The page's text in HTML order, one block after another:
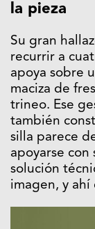
la pieza
Su gran
recurrir a
apoya sobre
maciza de
trineo. Ese
también
silla parece
apoyarse con
solución
imagen, y ahí